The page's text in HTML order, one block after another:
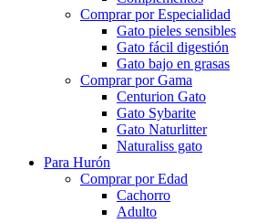
Comprar por Especialidad
Gato pieles sensibles
Gato fácil digestión
Gato bajo en grasas
Comprar por Gama
Centurion Gato
Gato Sybarite
Gato Naturlitter
Naturaliss gato
Para Hurón
Comprar por Edad
Cachorro
Adulto